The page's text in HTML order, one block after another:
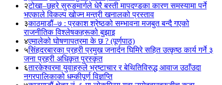
२टोखा–छहरे सुरुङमार्गले धेरै बस्ती मापदण्डका कारण समस्यामा पर्ने
भएकाले विकल्प खोज्न मन्त्री खनालको प्रस्ताव
३काठमाडौं–७ : प्रकाश श्रेष्ठको सम्भावना मजबुत बन्दै गएको
राजनीतिक विश्लेषकहरूको बुझाइ
४एमालेको घोषणापत्रमा के छ ? (पूर्णपाठ)
५सिंहदरबारका प्रहरी प्रमुख जनार्दन घिमिरे सहित उत्कृष्ठ कार्य गर्ने ३
जना प्रहरी अधिकृत पुरस्कृत
६तारकेश्वरमा युवाहरुले भ्रष्टाचार र बेथितिविरुद्ध आवाज उठाँउदा
नगरपालिकाको धम्कीपूर्ण विज्ञप्ति